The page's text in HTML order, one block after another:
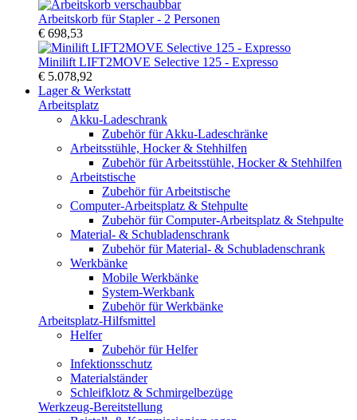
Arbeitskorb für Stapler - 2 Personen
€ 698,53
Minilift LIFT2MOVE Selective 125 - Expresso
€ 5.078,92
Lager & Werkstatt
Arbeitsplatz
Akku-Ladeschrank
Zubehör für Akku-Ladeschränke
Arbeitsstühle, Hocker & Stehhilfen
Zubehör für Arbeitsstühle, Hocker & Stehhilfen
Arbeitstische
Zubehör für Arbeitstische
Computer-Arbeitsplatz & Stehpulte
Zubehör für Computer-Arbeitsplatz & Stehpulte
Material- & Schubladenschrank
Zubehör für Material- & Schubladenschrank
Werkbänke
Mobile Werkbänke
System-Werkbank
Zubehör für Werkbänke
Arbeitsplatz-Hilfsmittel
Helfer
Zubehör für Helfer
Infektionsschutz
Materialständer
Schleifklotz & Schmirgelbezüge
Werkzeug-Bereitstellung